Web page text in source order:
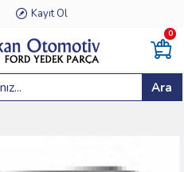
Kayıt Ol
0
Ara